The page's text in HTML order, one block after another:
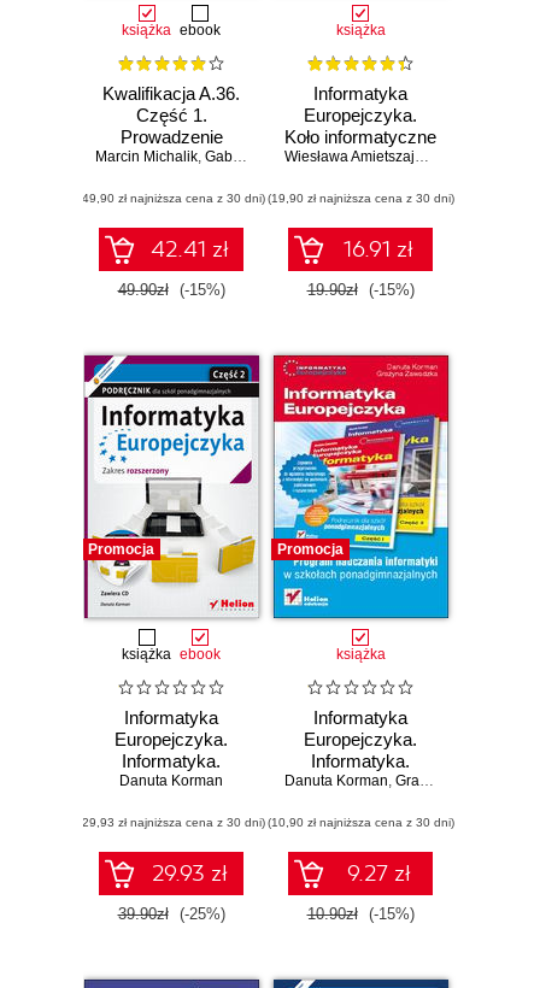
książka ebook
Kwalifikacja A.36.
Część 1.
Prowadzenie
rachunkowości.
nauki zawodów
technik
ekonomista i
technik
rachunkowości
Marcin Michalik, Gabriela Piech
(49,90 zł najniższa cena z 30 dni)
42.41 zł
49.90zł (-15%)
książka
Informatyka
Europejczyka.
Koło informatyczne
dla uczniów szkół
Wiesława Amietszajewa
(19,90 zł najniższa cena z 30 dni)
16.91 zł
19.90zł (-15%)
Promocja
książka ebook
Informatyka
Europejczyka.
Informatyka.
Podręcznik dla
ponadgimnazjalnych.
Zakres
rozszerzony.
Część 2 (Wydanie
II)
Danuta Korman
(29,93 zł najniższa cena z 30 dni)
29.93 zł
39.90zł (-25%)
Promocja
książka
Informatyka
Europejczyka.
Informatyka.
Program
szkół
ponadgimnazjalnych
Danuta Korman, Grażyna Zawadzka
(10,90 zł najniższa cena z 30 dni)
9.27 zł
10.90zł (-15%)